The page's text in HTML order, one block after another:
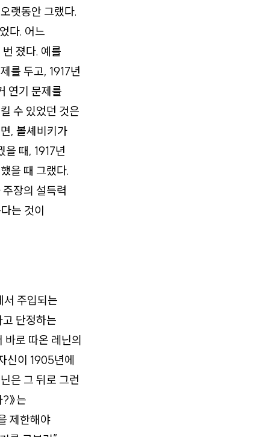
랫동안 그랬다.
다. 어느
졌다. 예를
를 두고, 1917년
연기 문제를
수 있었던 것은
, 볼셰비키가
때, 1917년
을 때 그랬다.
장의 설득력
는 것이
서 주입되는
단정하는
바로 따온 레닌의
신이 1905년에
은 그 뒤로 그런
》는
제한해야